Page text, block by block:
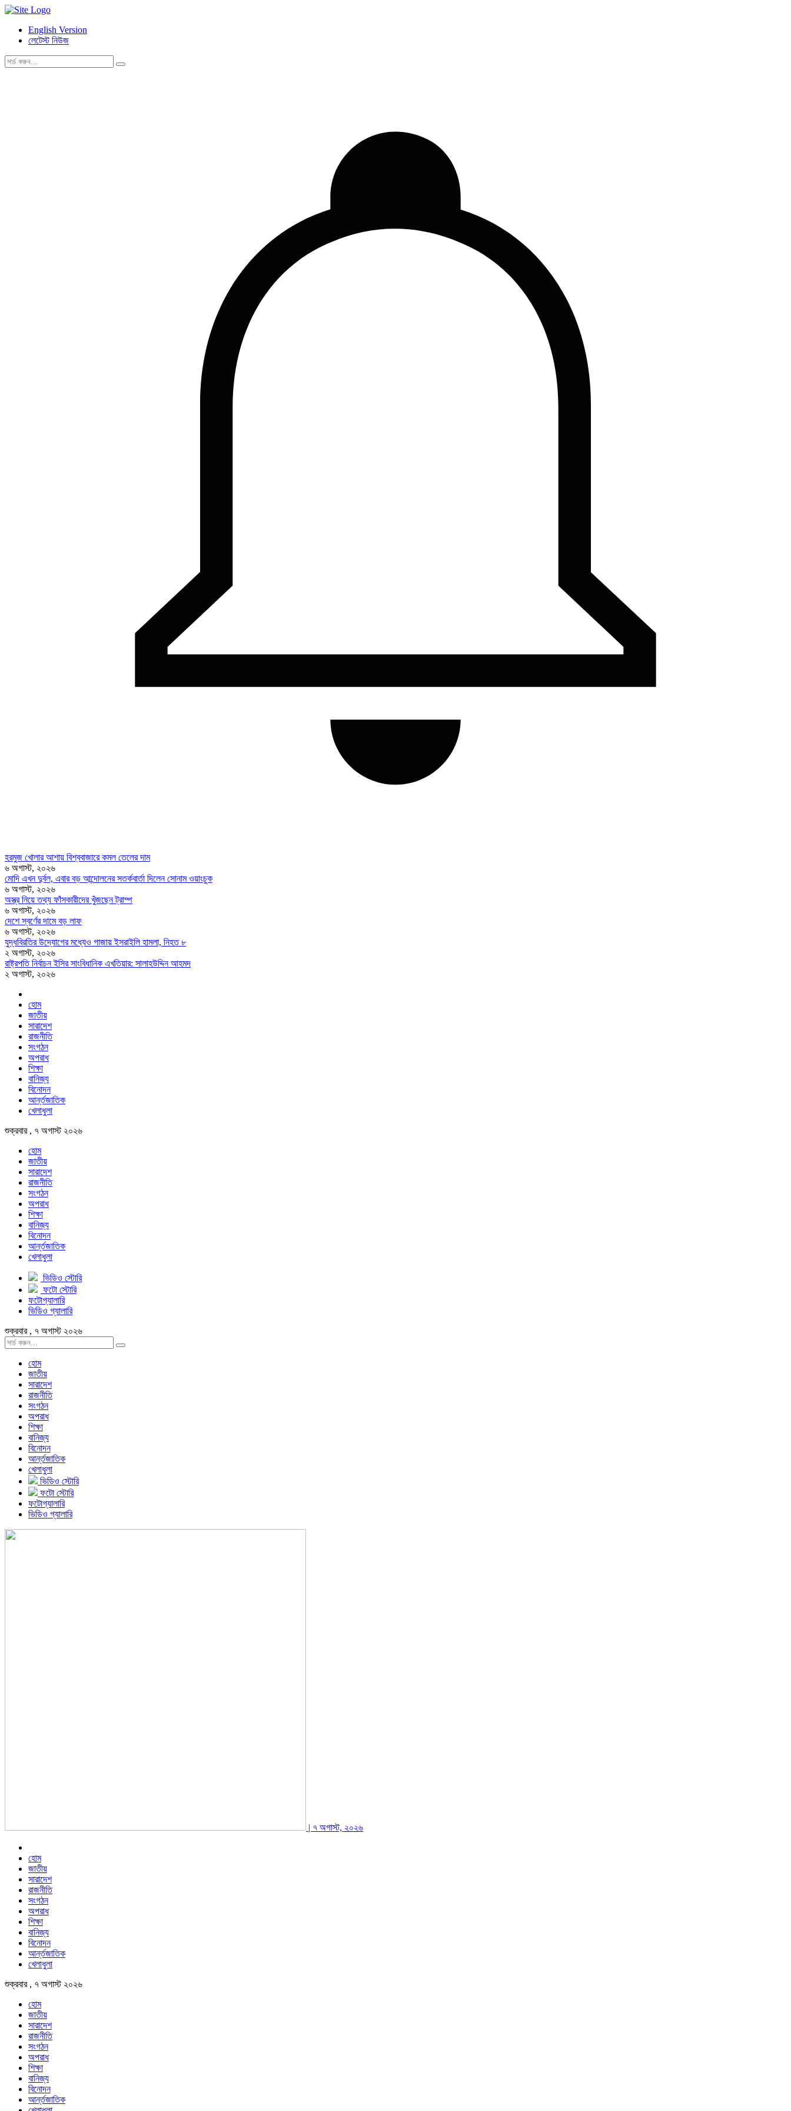
English Version
লেটেস্ট নিউজ
হরমুজ খোলার আশায় বিশ্ববাজারে কমল তেলের দাম
৬ অগাস্ট, ২০২৬
মোদি এখন দুর্বল, এবার বড় আন্দোলনের সতর্কবার্তা দিলেন সোনাম ওয়াংচুক
৬ অগাস্ট, ২০২৬
অস্ত্র নিয়ে তথ্য ফাঁসকারীদের খুঁজছেন ট্রাম্প
৬ অগাস্ট, ২০২৬
দেশে স্বর্ণের দামে বড় লাফ
৬ অগাস্ট, ২০২৬
যুদ্ধবিরতির উদ্যোগের মধ্যেও গাজায় ইসরাইলি হামলা, নিহত ৮
২ অগাস্ট, ২০২৬
রাষ্ট্রপতি নির্বাচন ইসির সাংবিধানিক এখতিয়ার: সালাহউদ্দিন আহমদ
২ অগাস্ট, ২০২৬
হোম
জাতীয়
সারাদেশ
রাজনীতি
সংগঠন
অপরাধ
শিক্ষা
বানিজ্য
বিনোদন
আর্ন্তজাতিক
খেলাধুলা
শুক্রবার , ৭ অগাস্ট ২০২৬
হোম
জাতীয়
সারাদেশ
রাজনীতি
সংগঠন
অপরাধ
শিক্ষা
বানিজ্য
বিনোদন
আর্ন্তজাতিক
খেলাধুলা
ভিডিও স্টোরি
ফটো স্টোরি
ফটোগ্যালারি
ভিডিও গ্যালারি
শুক্রবার , ৭ অগাস্ট ২০২৬
হোম
জাতীয়
সারাদেশ
রাজনীতি
সংগঠন
অপরাধ
শিক্ষা
বানিজ্য
বিনোদন
আর্ন্তজাতিক
খেলাধুলা
ভিডিও স্টোরি
ফটো স্টোরি
ফটোগ্যালারি
ভিডিও গ্যালারি
| ৭ অগাস্ট, ২০২৬
হোম
জাতীয়
সারাদেশ
রাজনীতি
সংগঠন
অপরাধ
শিক্ষা
বানিজ্য
বিনোদন
আর্ন্তজাতিক
খেলাধুলা
শুক্রবার , ৭ অগাস্ট ২০২৬
হোম
জাতীয়
সারাদেশ
রাজনীতি
সংগঠন
অপরাধ
শিক্ষা
বানিজ্য
বিনোদন
আর্ন্তজাতিক